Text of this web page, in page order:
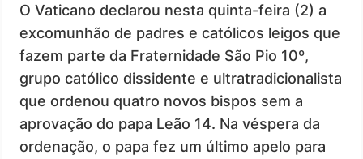
O Vaticano declarou nesta quinta-feira (2) a
excomunhão de padres e católicos leigos que
fazem parte da Fraternidade São Pio 10º,
grupo católico dissidente e ultratradicionalista
que ordenou quatro novos bispos sem a
aprovação do papa Leão 14. Na véspera da
ordenação, o papa fez um último apelo para